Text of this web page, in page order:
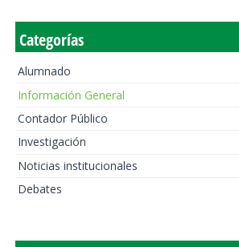
Categorías
Alumnado
Información General
Contador Público
Investigación
Noticias institucionales
Debates